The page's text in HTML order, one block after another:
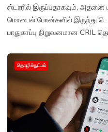
ஸ்டாரில் இருப்பதாகவும்,
மொபைல் போன்களில் இருந்து
பாதுகாப்பு நிறுவனமான CRIL
தொழில்நுட்பம்